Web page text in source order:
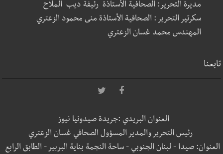
مديرة التحرير: الصحافية الأستاذة رئيفة ديب الملاح
سكرتير التحرير : الصحافية الأستاذة منى محمود الزعتري
المهندس محمد غسان الزعتري
تابعنا
العنوان البريدي :جريدة صيدونيا نيوز
رئيس التحرير والمدير المسؤول الصحافي غسان الزعتري
العنوان: صيدا - لبنان الجنوبي - ساحة النجمة بناية البربير - الطابق الرابع